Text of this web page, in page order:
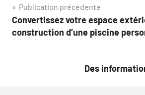
Navigation
de
Publication précédente
Convertissez votre espace
construction d’une piscine
Des